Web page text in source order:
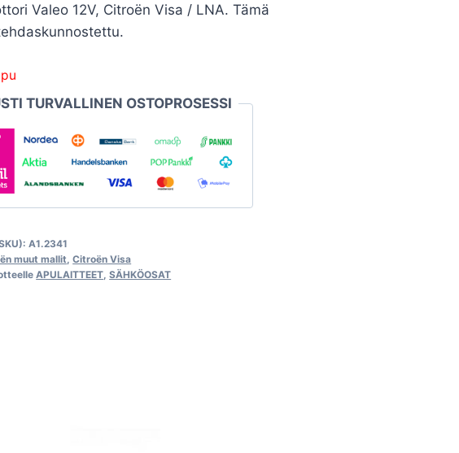
Valeo 12V, Citroën Visa / LNA. Tämä
TURVALLINEN OSTOPROSESSI
A1.2341
muut mallit ,Citroën Visa
APULAITTEET ,SÄHKÖOSAT